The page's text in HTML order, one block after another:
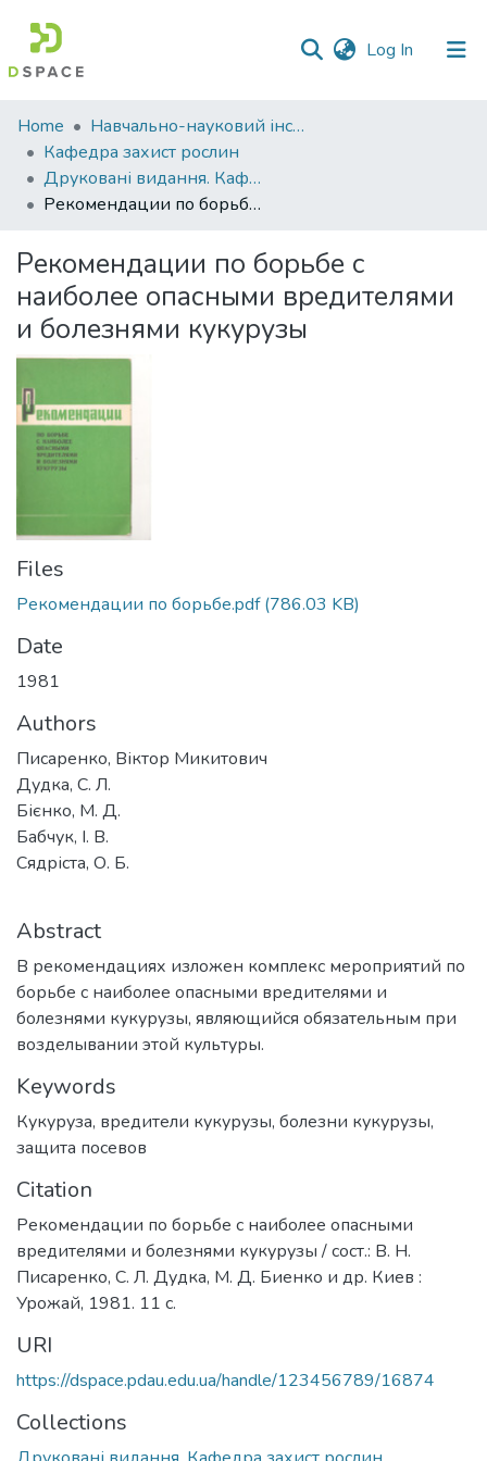
Log In (current)
Communities
&
Collections
All of DSpace
Statistics
Home
Навчально-науковий інститут агротехнологій, селекції та екології
Кафедра захист рослин
Друковані видання. Кафедра захист рослин
Рекомендации по борьбе с наиболее опасными вредителями и болезнями кукурузы
Рекомендации по борьбе с
наиболее опасными вредителями
и болезнями кукурузы
Files
Рекомендации по борьбе.pdf(786.03 KB)
Date
1981
Authors
Писаренко, Віктор Микитович
Дудка, С. Л.
Бієнко, М. Д.
Бабчук, І. В.
Сядріста, О. Б.
Abstract
В рекомендациях изложен комплекс мероприятий по
борьбе с наиболее опасными вредителями и
болезнями кукурузы, являющийся обязательным при
возделывании этой культуры.
Keywords
Кукуруза, вредители кукурузы, болезни кукурузы,
защита посевов
Citation
Рекомендации по борьбе с наиболее опасными
вредителями и болезнями кукурузы / сост.: В. Н.
Писаренко, С. Л. Дудка, М. Д. Биенко и др. Киев :
Урожай, 1981. 11 с.
URI
https://dspace.pdau.edu.ua/handle/123456789/16874
Collections